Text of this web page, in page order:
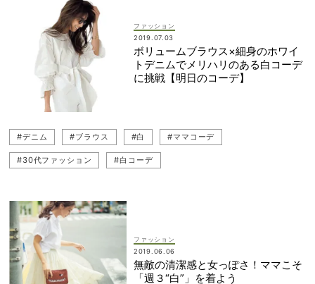
ファッション
2019.07.03
ボリュームブラウス×細身のホワイ
トデニムでメリハリのある白コーデ
に挑戦【明日のコーデ】
#デニム #ブラウス #白 #ママコーデ
#30代ファッション #白コーデ
ファッション
2019.06.06
無敵の清潔感と女っぽさ！ママこそ
「週３“白”」を着よう